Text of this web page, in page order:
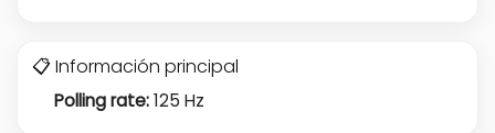
📋 Información principal
Polling rate:125 Hz